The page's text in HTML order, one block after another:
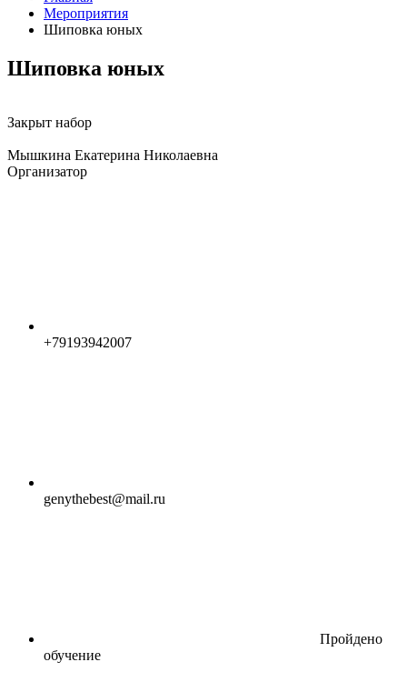
Мероприятия
Шиповка юных
Шиповка юных
Закрыт набор
Мышкина Екатерина Николаевна
Организатор
+79193942007
genythebest@mail.ru
Пройдено
обучение